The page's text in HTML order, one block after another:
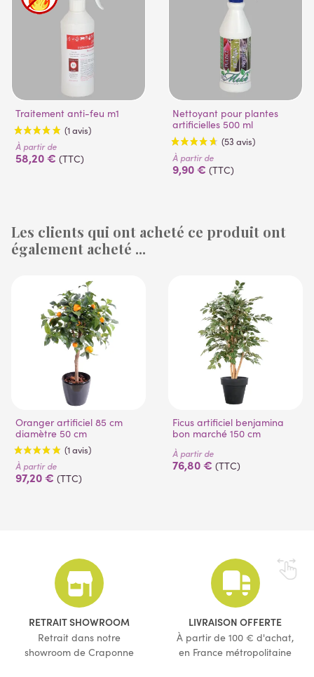
Traitement anti-feu m1
(1 avis)
À partir de
58,20 € (TTC)
Nettoyant pour plantes
artificielles 500 ml
À partir de
9,90 € (TTC)
Les clients qui ont acheté ce produit ont
également acheté ...
Oranger artificiel 85 cm
diamètre 50 cm
(1 avis)
À partir de
97,20 € (TTC)
Ficus artificiel benjamina
bon marché 150 cm
À partir de
76,80 € (TTC)
RETRAIT SHOWROOM
Retrait dans notre
showroom de Craponne
LIVRAISON OFFERTE
À partir de 100 € d'achat,
en France métropolitaine